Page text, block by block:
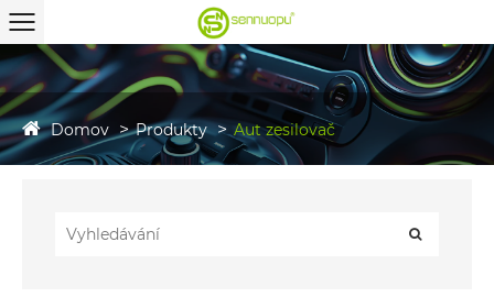
Domov Produkty Aut zesilovač